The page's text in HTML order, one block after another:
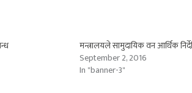
मन्त्रालयले सामुदायिक वन आर्थिक
September 2, 2016
In "banner-3"